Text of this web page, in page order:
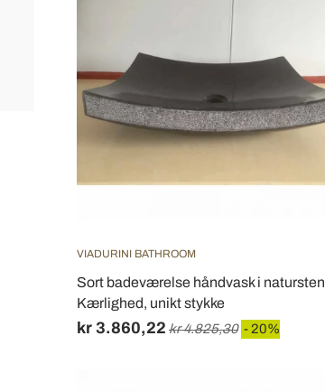
VIADURINI BATHROOM
Sort badeværelse håndvask i natursten
Kærlighed, unikt stykke
kr 3.860,22 kr 4.825,30 - 20%